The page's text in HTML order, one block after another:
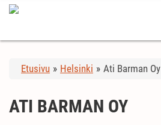
Etusivu » Helsinki » Ati Barman Oy
ATI BARMAN OY